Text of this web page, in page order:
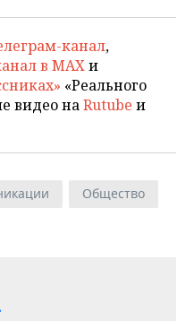
канал,
в MAXи
«Реального
видео наRutube и
Общество